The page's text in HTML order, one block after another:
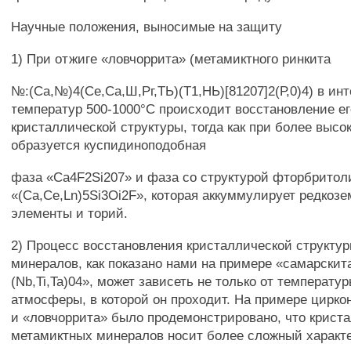
Научные положения, выносимые на защиту
1) При отжиге «ловчоррита» (метамиктного ринкита
№:(Са,№)4(Се,Са,Ш,Рг,ТЬ)(Т1,НЬ)[81207]2(Р,0)4) в
температур 500-1000°С происходит восстановление
кристаллической структуры, тогда как при более
образуется куспидиноподобная
фаза «Ca4F2Si207» и фаза со структурой
«(Ca,Ce,Ln)5Si3Oi2F», которая аккуммулирует
элементы и торий.
2) Процесс восстановления кристаллической
минералов, как показано нами на примере
(Nb,Ti,Ta)04», может зависеть не только от
атмосферы, в которой он проходит. На примере
и «ловчоррита» было продемонстрировано, что
метамиктных минералов носит более сложный